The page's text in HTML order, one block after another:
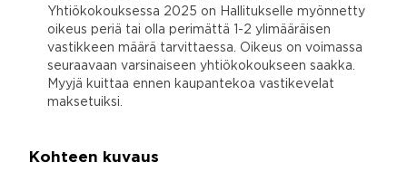
Yhtiökokouksessa 2025 on Hallitukselle myönnetty
oikeus periä tai olla perimättä 1-2 ylimääräisen
vastikkeen määrä tarvittaessa. Oikeus on voimassa
seuraavaan varsinaiseen yhtiökokoukseen saakka.
Myyjä kuittaa ennen kaupantekoa vastikevelat
maksetuiksi.
Kohteen kuvaus